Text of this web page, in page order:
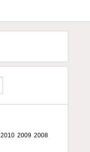
2010 2009 2008